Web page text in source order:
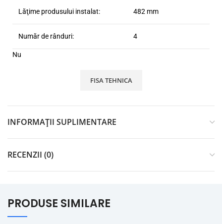
Lăţime produsului instalat: 482 mm
Număr de rânduri: 4
Nu
FISA TEHNICA
INFORMAȚII SUPLIMENTARE
RECENZII (0)
PRODUSE SIMILARE